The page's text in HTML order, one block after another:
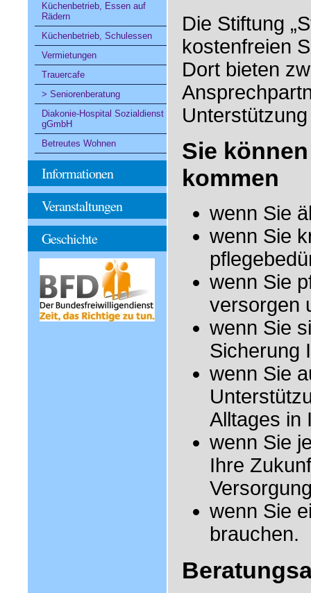
Küchenbetrieb, Essen auf
Rädern
Küchenbetrieb, Schulessen
Vermietungen
Trauercafe
Seniorenberatung
Diakonie-Hospital Sozialdienst
gGmbH
Betreutes Wohnen
Informationen
Veranstaltungen
Geschichte
Die Stiftung
kostenfreien
Dort bieten
Sie
kommen
wenn Sie
wenn Sie
wenn Sie
versorgen
wenn Sie
Sicherung
wenn Sie
Alltages in
wenn Sie
Ihre
wenn Sie
brauchen.